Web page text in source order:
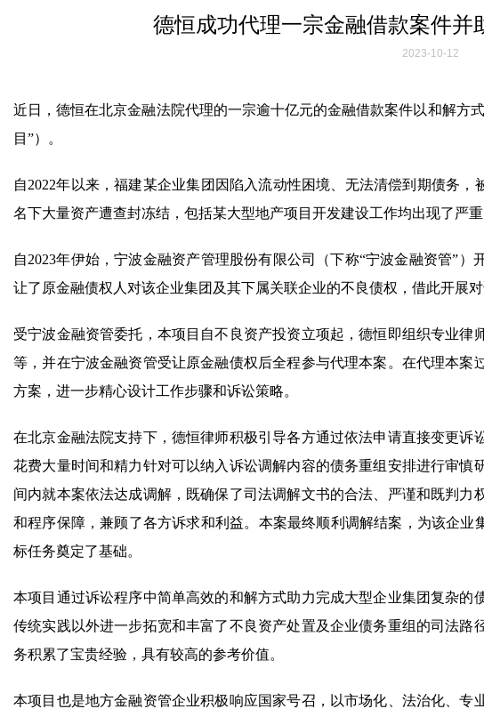
德恒成功代理一宗金融借款案件并
2023-10-12
近日，德恒在北京金融法院代理的一宗逾十亿元的金融借款案件以和解方
目”）。
自2022年以来，福建某企业集团因陷入流动性困境、无法清偿到期债务
名下大量资产遭查封冻结，包括某大型地产项目开发建设工作均出现了严重
自2023年伊始，宁波金融资产管理股份有限公司（下称“宁波金融资管”
让了原金融债权人对该企业集团及其下属关联企业的不良债权，借此开展对
受宁波金融资管委托，本项目自不良资产投资立项起，德恒即组织专业
等，并在宁波金融资管受让原金融债权后全程参与代理本案。在代理本案
方案，进一步精心设计工作步骤和诉讼策略。
在北京金融法院支持下，德恒律师积极引导各方通过依法申请直接变更
花费大量时间和精力针对可以纳入诉讼调解内容的债务重组安排进行审
间内就本案依法达成调解，既确保了司法调解文书的合法、严谨和既判
和程序保障，兼顾了各方诉求和利益。本案最终顺利调解结案，为该企业
标任务奠定了基础。
本项目通过诉讼程序中简单高效的和解方式助力完成大型企业集团复杂
传统实践以外进一步拓宽和丰富了不良资产处置及企业债务重组的司法
务积累了宝贵经验，具有较高的参考价值。
本项目也是地方金融资管企业积极响应国家号召，以市场化、法治化、